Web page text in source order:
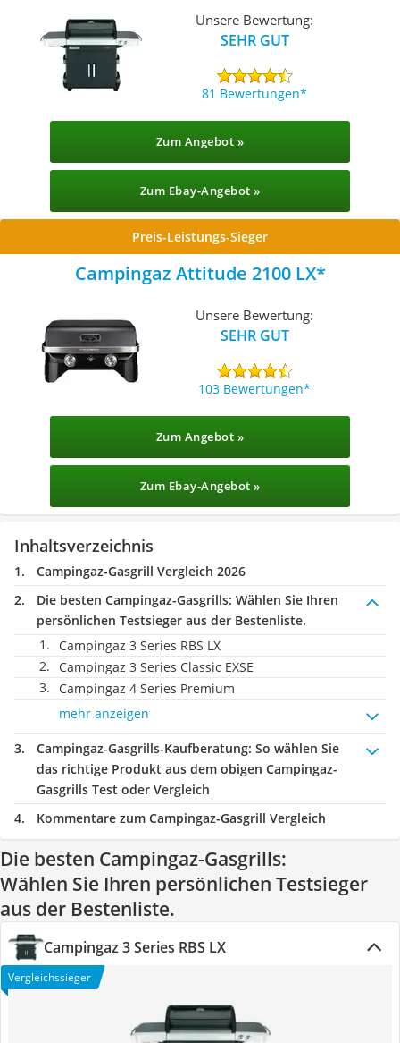
Unsere Bewertung:
SEHR GUT
81 Bewertungen
Zum Angebot »
Zum Ebay-Angebot »
Preis-Leistungs-Sieger
Campingaz Attitude 2100 LX
Unsere Bewertung:
SEHR GUT
103 Bewertungen
Zum Angebot »
Zum Ebay-Angebot »
Inhaltsverzeichnis
Campingaz-Gasgrill Vergleich 2026
Die besten Campingaz-Gasgrills: Wählen Sie Ihren
persönlichen Testsieger aus der Bestenliste.
Campingaz 3 Series RBS LX
Campingaz 3 Series Classic EXSE
Campingaz 4 Series Premium
mehr anzeigen
Campingaz-Gasgrills-Kaufberatung: So wählen Sie
das richtige Produkt aus dem obigen Campingaz-
Gasgrills Test oder Vergleich
Kommentare zum Campingaz-Gasgrill Vergleich
Die besten Campingaz-Gasgrills:
Wählen Sie Ihren persönlichen Testsieger
aus der Bestenliste.
Campingaz 3 Series RBS LX
Vergleichssieger